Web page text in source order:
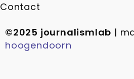
Contact
©2025 journalismlab |
hoogendoorn